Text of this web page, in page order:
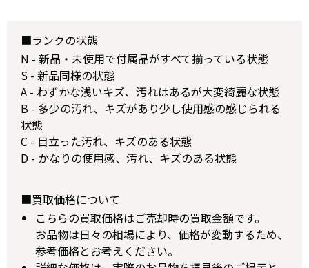
■ランクの状態
N - 新品・未使用で付属品がすべて揃っている状態
S - 新品同様の状態
A - わずかな浅いキズ、汚れはあるが大変綺麗な状態
B - 多少の汚れ、キズがあり少し使用感の感じられる
状態
C - 目立った汚れ、キズのある状態
D - かなりの使用感、汚れ、キズのある状態
■買取価格について
こちらの買取価格はご売却時の買取金額です。
お品物は日々の相場により、価格が変動するため、
参考価格とお考えください。